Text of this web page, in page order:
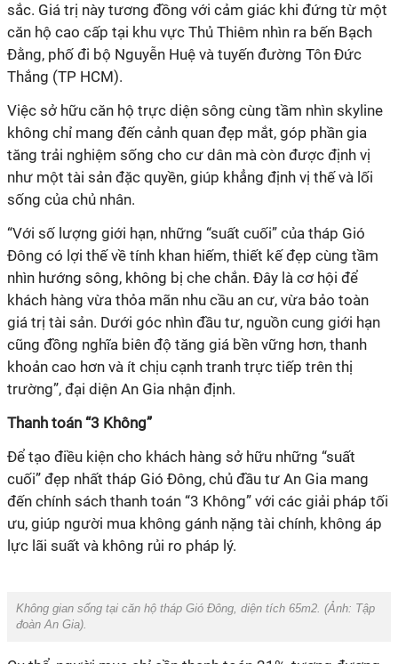
sắc. Giá trị này tương đồng với cảm giác khi đứng từ một
căn hộ cao cấp tại khu vực Thủ Thiêm nhìn ra bến Bạch
Đằng, phố đi bộ Nguyễn Huệ và tuyến đường Tôn Đức
Thắng (TP HCM).
Việc sở hữu căn hộ trực diện sông cùng tầm nhìn skyline
không chỉ mang đến cảnh quan đẹp mắt, góp phần gia
tăng trải nghiệm sống cho cư dân mà còn được định vị
như một tài sản đặc quyền, giúp khẳng định vị thế và lối
sống của chủ nhân.
“Với số lượng giới hạn, những “suất cuối” của tháp Gió
Đông có lợi thế về tính khan hiếm, thiết kế đẹp cùng tầm
nhìn hướng sông, không bị che chắn. Đây là cơ hội để
khách hàng vừa thỏa mãn nhu cầu an cư, vừa bảo toàn
giá trị tài sản. Dưới góc nhìn đầu tư, nguồn cung giới hạn
cũng đồng nghĩa biên độ tăng giá bền vững hơn, thanh
khoản cao hơn và ít chịu cạnh tranh trực tiếp trên thị
trường”, đại diện An Gia nhận định.
Thanh toán “3 Không”
Để tạo điều kiện cho khách hàng sở hữu những “suất
cuối” đẹp nhất tháp Gió Đông, chủ đầu tư An Gia mang
đến chính sách thanh toán “3 Không” với các giải pháp tối
ưu, giúp người mua không gánh nặng tài chính, không áp
lực lãi suất và không rủi ro pháp lý.
Không gian sống tại căn hộ tháp Gió Đông, diện tích 65m2. (Ảnh: Tập
đoàn An Gia).